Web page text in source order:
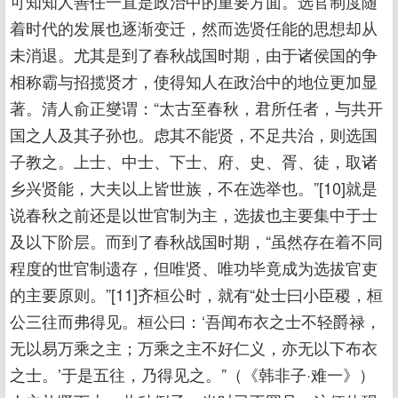
着时代的发展也逐渐变迁，然而选贤任能的思想却从
未消退。尤其是到了春秋战国时期，由于诸侯国的争
相称霸与招揽贤才，使得知人在政治中的地位更加显
著。清人俞正燮谓：“太古至春秋，君所任者，与共开
国之人及其子孙也。虑其不能贤，不足共治，则选国
子教之。上士、中士、下士、府、史、胥、徒，取诸
乡兴贤能，大夫以上皆世族，不在选举也。”[10]就是
说春秋之前还是以世官制为主，选拔也主要集中于士
及以下阶层。而到了春秋战国时期，“虽然存在着不同
程度的世官制遗存，但唯贤、唯功毕竟成为选拔官吏
的主要原则。”[11]齐桓公时，就有“处士曰小臣稷，桓
公三往而弗得见。桓公曰：‘吾闻布衣之士不轻爵禄，
无以易万乘之主；万乘之主不好仁义，亦无以下布衣
之士。’于是五往，乃得见之。”（《韩非子·难一》）